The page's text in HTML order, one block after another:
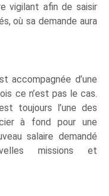
vigilant afin de saisir
où sa demande aura
accompagnée d’une
ce n’est pas le cas.
toujours l’une des
à fond pour une
salaire demandé
missions et